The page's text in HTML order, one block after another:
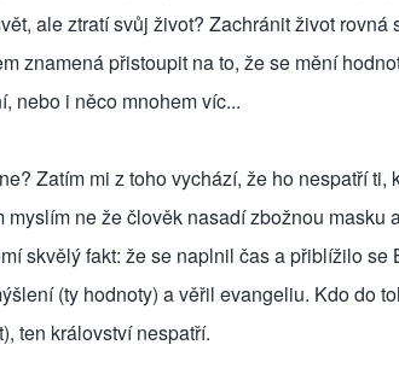
ale ztratí svůj život? Zachránit život rovná
znamená přistoupit na to, že se mění
nebo i něco mnohem víc...
Zatím mi z toho vychází, že ho nespatří ti,
ne že člověk nasadí zbožnou masku
skvělý fakt: že se naplnil čas a přiblížilo
(ty hodnoty) a věřil evangeliu. Kdo do
ten království nespatří.